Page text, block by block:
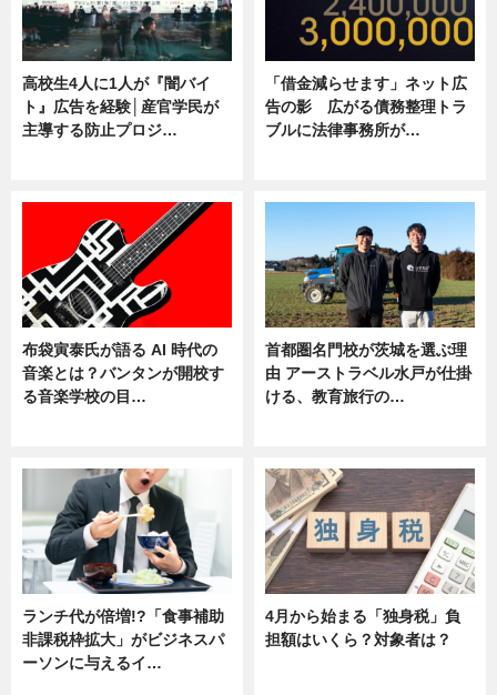
高校生4人に1人が『闇バイ
ト』広告を経験│産官学民が
主導する防止プロジ…
「借金減らせます」ネット広
告の影 広がる債務整理トラ
ブルに法律事務所が…
布袋寅泰氏が語る AI 時代の
音楽とは？バンタンが開校す
る音楽学校の目…
首都圏名門校が茨城を選ぶ理
由 アーストラベル水戸が仕掛
ける、教育旅行の…
ランチ代が倍増!?「食事補助
非課税枠拡大」がビジネスパ
ーソンに与えるイ…
4月から始まる「独身税」負
担額はいくら？対象者は？